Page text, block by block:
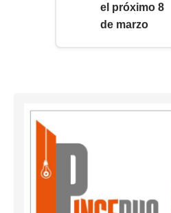
el próximo 8
de marzo